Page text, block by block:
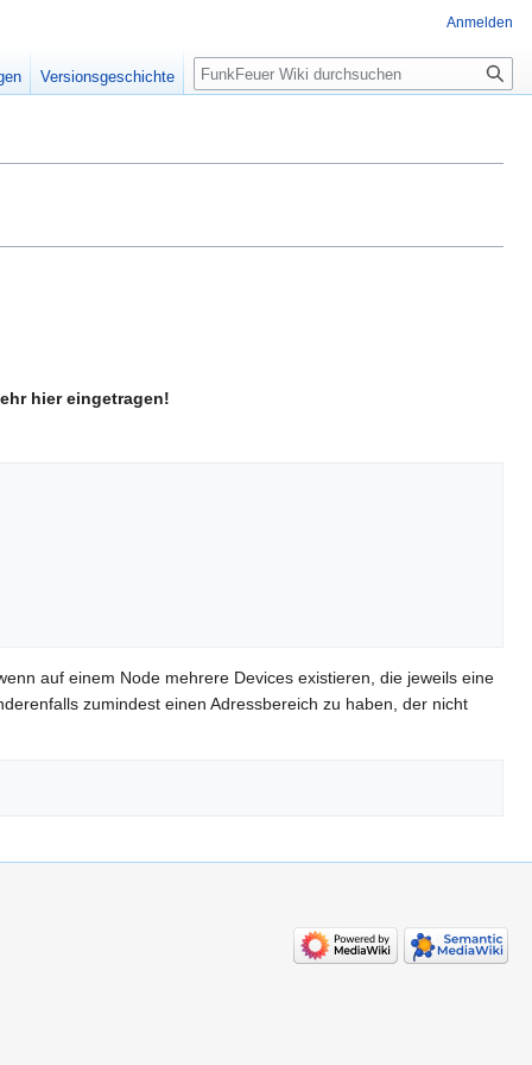
hier eingetragen!
auf einem Node mehrere Devices existieren, die jeweils eine
zumindest einen Adressbereich zu haben, der nicht
Anmelden
Versionsgeschichte
Suche